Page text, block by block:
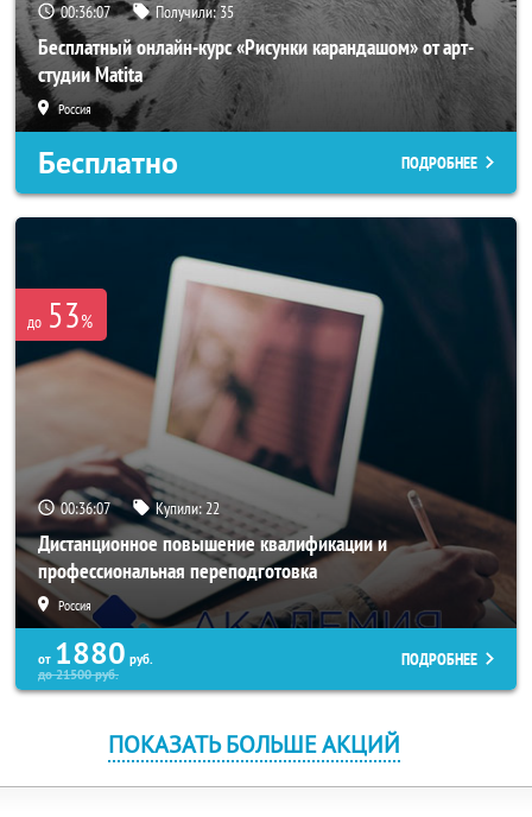
00:36:04 Получили:35
Бесплатный онлайн-курс «Рисунки карандашом» от арт-
студии Matita
Россия
Бесплатно ПОДРОБНЕЕ
до 53%
00:36:04 Купили:22
Дистанционное повышение квалификации и
профессиональная переподготовка
Россия
от 1880 руб.
до21500руб.
ПОДРОБНЕЕ
ПОКАЗАТЬ БОЛЬШЕ АКЦИЙ